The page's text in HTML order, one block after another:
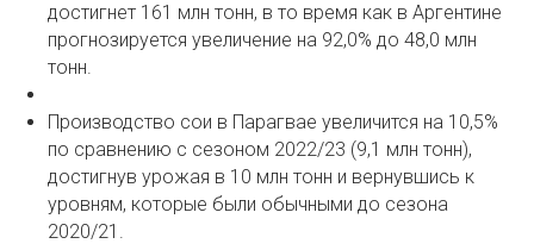
достигнет 161 млн тонн, в то время как в Аргентине
прогнозируется увеличение на 92,0% до 48,0 млн
тонн.
Производство сои в Парагвае увеличится на 10,5%
по сравнению с сезоном 2022/23 (9,1 млн тонн),
достигнув урожая в 10 млн тонн и вернувшись к
уровням, которые были обычными до сезона
2020/21.